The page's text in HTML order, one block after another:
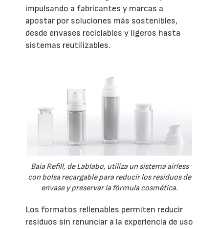
impulsando a fabricantes y marcas a
apostar por soluciones más sostenibles,
desde envases reciclables y ligeros hasta
sistemas reutilizables.
Baia Refill, de Lablabo, utiliza un sistema airless
con bolsa recargable para reducir los residuos de
envase y preservar la fórmula cosmética.
Los formatos rellenables permiten reducir
residuos sin renunciar a la experiencia de uso